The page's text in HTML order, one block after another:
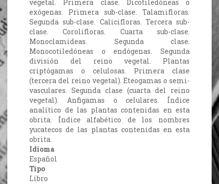
vegetal. Primera clase. Dicotiledóneas o
exógenas. Primera sub-clase. Talamifloras.
Segunda sub-clase. Calicifloras. Tercera sub-
clase. Corolifloras. Cuarta sub-clase.
Monoclamideas. Segunda clase.
Monocotiledóneas o endógenas. Segunda
división del reino vegetal. Plantas
criptógamas o celulosas. Primera clase
(tercera del reino vegetal). Eteogamas o semi-
vasculares. Segunda clase (cuarta del reino
vegetal). Anfigamas o celulares. Índice
analítico de las plantas contenidas en esta
obrita. Índice alfabético de los nombres
yucatecos de las plantas contenidas en esta
obrita.
Idioma
Español
Tipo
Libro